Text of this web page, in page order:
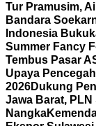
Tur Pramusim,
Bandara
Indonesia
Summer Fancy
Tembus Pasar
Upaya
2026Dukung
Jawa Barat,
Nangka